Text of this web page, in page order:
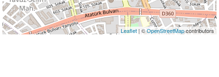
Leaflet | ©OpenStreetMapcontributors